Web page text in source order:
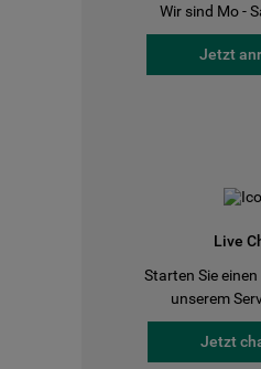
Wir sind Mo -
Jetzt
Live
Starten Sie
unserem
Jetzt